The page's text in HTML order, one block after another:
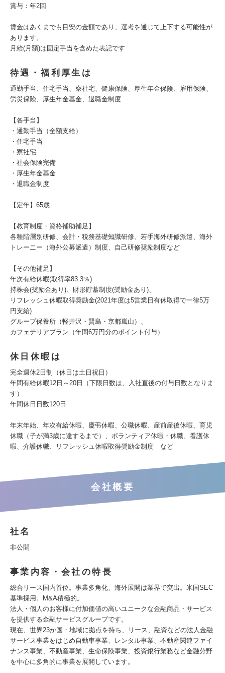
賞与：年2回
賃金はあくまでも目安の金額であり、選考を通じて上下する可能性が
あります。
月給(月額)は固定手当を含めた表記です
待遇・福利厚生は
通勤手当、住宅手当、寮社宅、健康保険、厚生年金保険、雇用保険、
労災保険、厚生年金基金、退職金制度
【各手当】
・通勤手当（全額支給）
・住宅手当
・寮社宅
・社会保険完備
・厚生年金基金
・退職金制度
【定年】65歳
【教育制度・資格補助補足】
各種階層別研修、会計・税務基礎知識研修、若手海外研修派遣、海外
トレーニー（海外公募派遣）制度、自己研修奨励制度など
【その他補足】
年次有給休暇(取得率83.3％)
持株会(奨励金あり)、財形貯蓄制度(奨励金あり)、
リフレッシュ休暇取得奨励金(2021年度は5営業日有休取得で一律5万
円支給)
グループ保養所（軽井沢・賢島・京都嵐山）、
カフェテリアプラン（年間6万円分のポイント付与）
休日休暇は
完全週休2日制（休日は土日祝日）
年間有給休暇12日～20日（下限日数は、入社直後の付与日数となりま
す）
年間休日日数120日
年末年始、年次有給休暇、慶弔休暇、公職休暇、産前産後休暇、育児
休職（子が満3歳に達するまで）、ボランティア休暇・休職、看護休
暇、介護休職、リフレッシュ休暇取得奨励金制度 など
会社概要
社名
非公開
事業内容・会社の特長
総合リース国内首位。事業多角化、海外展開は業界で突出。米国SEC
基準採用。M&A積極的。
法人・個人のお客様に付加価値の高いユニークな金融商品・サービス
を提供する金融サービスグループです。
現在、世界23か国・地域に拠点を持ち、リース、融資などの法人金融
サービス事業をはじめ自動車事業、レンタル事業、不動産関連ファイ
ナンス事業、不動産事業、生命保険事業、投資銀行業務など金融分野
を中心に多角的に事業を展開しています。